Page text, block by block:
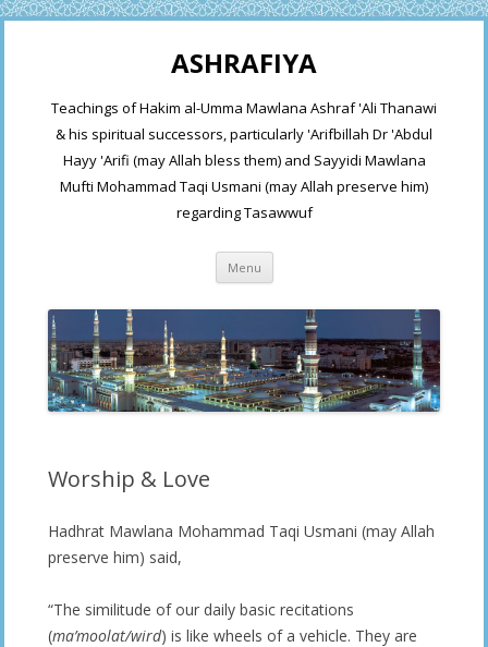
ASHRAFIYA
Teachings of Hakim al-Umma Mawlana Ashraf 'Ali Thanawi
& his spiritual successors, particularly 'Arifbillah Dr 'Abdul
Hayy 'Arifi (may Allah bless them) and Sayyidi Mawlana
Mufti Mohammad Taqi Usmani (may Allah preserve him)
regarding Tasawwuf
Menu Skip
content
Worship & Love
Hadhrat Mawlana Mohammad Taqi Usmani (may Allah
preserve him) said,
“The similitude of our daily basic recitations
(ma’moolat/wird) is like wheels of a vehicle. They are